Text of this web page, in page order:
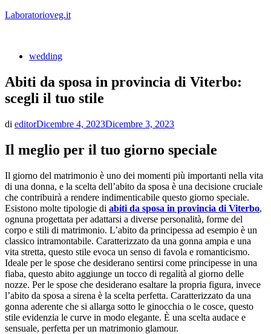
Vai
Laboratorioveg.it
wedding
Abiti da sposa in provincia di Viterbo:
scegli il tuo stile
di editorDicembre 4, 2023Dicembre 3, 2023
Il meglio per il tuo giorno speciale
Il giorno del matrimonio è uno dei momenti più importanti nella vita
di una donna, e la scelta dell’abito da sposa è una decisione cruciale
che contribuirà a rendere indimenticabile questo giorno speciale.
Esistono molte tipologie di abiti da sposa in provincia di Viterbo,
ognuna progettata per adattarsi a diverse personalità, forme del
corpo e stili di matrimonio. L’abito da principessa ad esempio è un
classico intramontabile. Caratterizzato da una gonna ampia e una
vita stretta, questo stile evoca un senso di favola e romanticismo.
Ideale per le spose che desiderano sentirsi come principesse in una
fiaba, questo abito aggiunge un tocco di regalità al giorno delle
nozze. Per le spose che desiderano esaltare la propria figura, invece
l’abito da sposa a sirena è la scelta perfetta. Caratterizzato da una
gonna aderente che si allarga sotto le ginocchia o le cosce, questo
stile evidenzia le curve in modo elegante. È una scelta audace e
sensuale, perfetta per un matrimonio glamour.